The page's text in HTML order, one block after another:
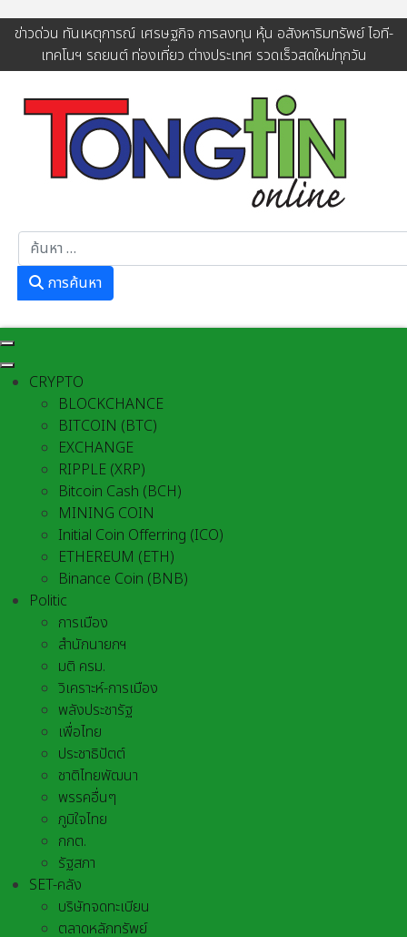
ข่าวด่วน ทันเหตุการณ์ เศรษฐกิจ การลงทุน หุ้น อสังหาริมทรัพย์ ไอที-
เทคโนฯ รถยนต์ ท่องเที่ยว ต่างประเทศ รวดเร็วสดใหม่ทุกวัน
การค้นหา
CRYPTO
BLOCKCHANCE
BITCOIN (BTC)
EXCHANGE
RIPPLE (XRP)
Bitcoin Cash (BCH)
MINING COIN
Initial Coin Offerring (ICO)
ETHEREUM (ETH)
Binance Coin (BNB)
Politic
การเมือง
สำนักนายกฯ
มติ ครม.
วิเคราะห์-การเมือง
พลังประชารัฐ
เพื่อไทย
ประชาธิปัตต์
ชาติไทยพัฒนา
พรรคอื่นๆ
ภูมิใจไทย
กกต.
รัฐสภา
SET-คลัง
บริษัทจดทะเบียน
ตลาดหลักทรัพย์